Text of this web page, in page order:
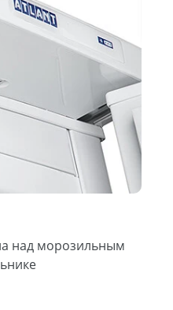
над морозильным